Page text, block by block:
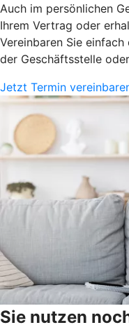
Auch im persönlichen
Ihrem Vertrag oder
Vereinbaren Sie
der Geschäftsstelle
Jetzt Termin
Sie nutzen